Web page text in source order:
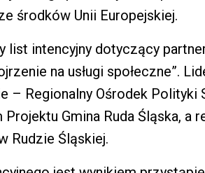
środków Unii Europejskiej.
list intencyjny dotyczący
na usługi społeczne”.
– Regionalny Ośrodek Polityki
Gmina Ruda Śląska, a
Rudzie Śląskiej.